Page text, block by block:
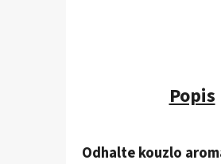
Popis
Odhalte kouzlo